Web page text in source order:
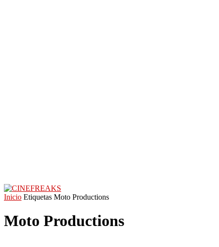
Inicio Etiquetas Moto Productions
Moto Productions